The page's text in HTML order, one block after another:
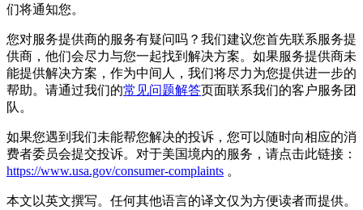
们将通知您。
您对服务提供商的服务有疑问吗？我们建议您首先联系服务提
供商，他们会尽力与您一起找到解决方案。如果服务提供商未
能提供解决方案，作为中间人，我们将尽力为您提供进一步的
帮助。请通过我们的常见问题解答页面联系我们的客户服务团
队。
如果您遇到我们未能帮您解决的投诉，您可以随时向相应的消
费者委员会提交投诉。对于美国境内的服务，请点击此链接：
https://www.usa.gov/consumer-complaints 。
本文以英文撰写。任何其他语言的译文仅为方便读者而提供。